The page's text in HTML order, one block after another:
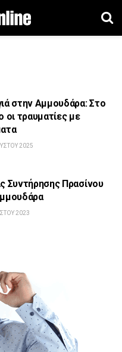
στην Αμμουδάρα: Στο
οι τραυματίες με
2025
Συντήρησης Πρασίνου
2023